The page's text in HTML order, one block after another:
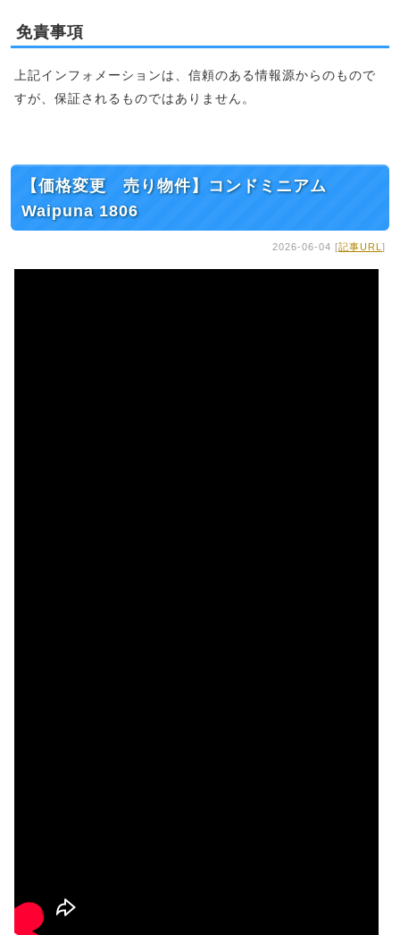
免責事項
上記インフォメーションは、信頼のある情報源からのもので
すが、保証されるものではありません。
【価格変更 売り物件】コンドミニアム
Waipuna 1806
2026-06-04 [記事URL ]